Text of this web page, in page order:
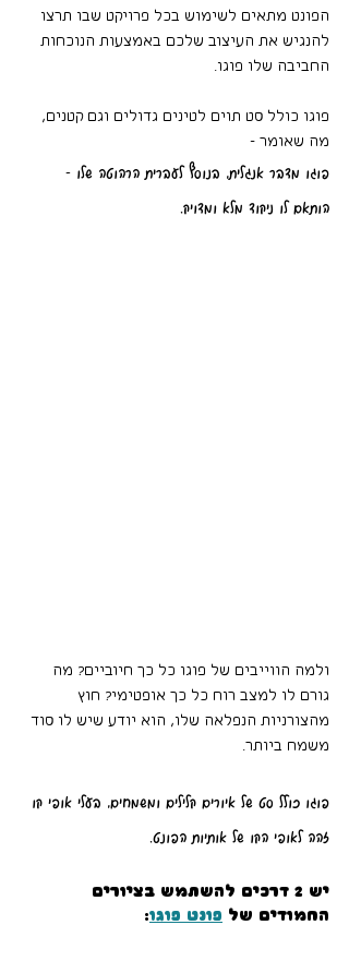
הפונט מתאים לשימוש בכל פרויקט שבו תרצו
להנגיש את העיצוב שלכם באמצעות הנוכחות
החביבה שלו פוגו.
פוגו כולל סט תוים לטינים גדולים וגם קטנים,
מה שאומר -
פוגו מדבר אנגלית, בנוסף לעברית הרהוטה שלו -
הותאם לו ניקוד מלא ומדויק.
ולמה הווייבים של פוגו כל כך חיוביים? מה
גורם לו למצב רוח כל כך אופטימי? חוץ
מהצורניות הנפלאה שלו, הוא יודע שיש לו סוד
משמח ביותר.
פוגו כולל סט של איורים קלילים ומשמחים, בעלי אופי קו
זהה לאופי הקו של אותיות הפונט.
יש 2 דרכים להשתמש בציורים
החמודים של פונט פוגו: